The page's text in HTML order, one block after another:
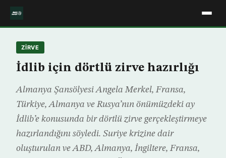
ZIRVE
İdlib için dörtlü zirve hazırlığı
Almanya Şansölyesi Angela Merkel, Fransa,
Türkiye, Almanya ve Rusya’nın önümüzdeki ay
İdlib’e konusunda bir dörtlü zirve gerçekleştirmeye
hazırlandığını söyledi. Suriye krizine dair
oluşturulan ve ABD, Almanya, İngiltere, Fransa,